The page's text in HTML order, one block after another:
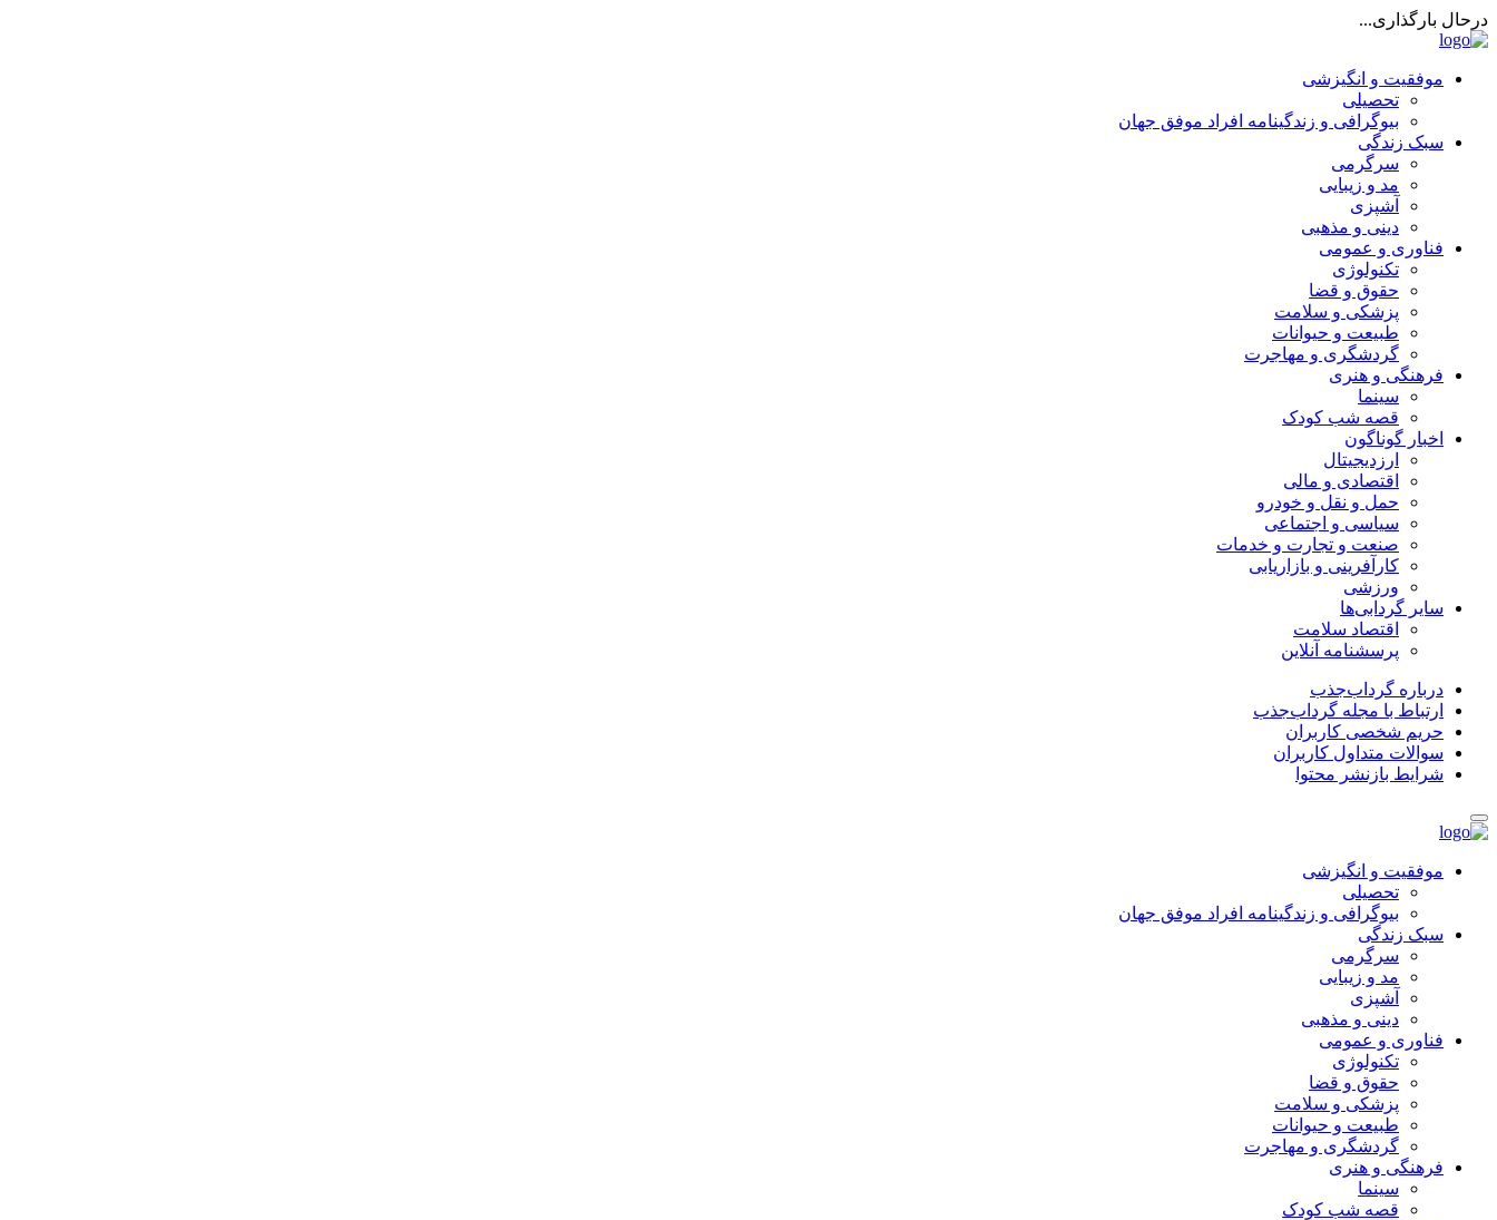
درحال بارگذاری...
موفقیت و انگیزشی
تحصیلی
بیوگرافی و زندگینامه افراد موفق جهان
سبک زندگی
سرگرمی
مد و زیبایی
آشپزی
دینی و مذهبی
فناوری و عمومی
تکنولوژی
حقوق و قضا
پزشکی و سلامت
طبیعت و حیوانات
گردشگری و مهاجرت
فرهنگی و هنری
سینما
قصه شب کودک
اخبار گوناگون
ارزدیجیتال
اقتصادی و مالی
حمل و نقل و خودرو
سیاسی و اجتماعی
صنعت و تجارت و خدمات
کارآفرینی و بازاریابی
ورزشی
سایر گردابی‌ها
اقتصاد سلامت
پرسشنامه آنلاین
درباره گرداب‌جذب
ارتباط با مجله گرداب‌جذب
حریم شخصی کاربران
سوالات متداول کاربران
شرایط بازنشر محتوا
موفقیت و انگیزشی
تحصیلی
بیوگرافی و زندگینامه افراد موفق جهان
سبک زندگی
سرگرمی
مد و زیبایی
آشپزی
دینی و مذهبی
فناوری و عمومی
تکنولوژی
حقوق و قضا
پزشکی و سلامت
طبیعت و حیوانات
گردشگری و مهاجرت
فرهنگی و هنری
سینما
قصه شب کودک